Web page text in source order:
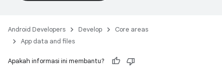
Android Developers Develop
Core areas
App data and files
Apakah informasi ini membantu?